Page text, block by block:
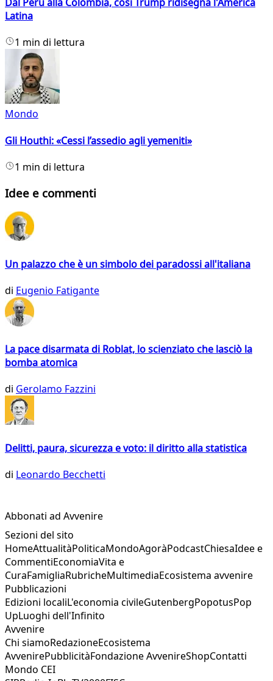
Latina
1 min di lettura
Mondo
Gli Houthi: «Cessi l’assedio agli yemeniti»
1 min di lettura
Idee e commenti
Un palazzo che è un simbolo dei paradossi all'italiana
di Eugenio Fatigante
La pace disarmata di Roblat, lo scienziato che lasciò la
bomba atomica
di Gerolamo Fazzini
Delitti, paura, sicurezza e voto: il diritto alla statistica
di Leonardo Becchetti
Abbonati ad Avvenire
Sezioni del sito
HomeAttualitàPoliticaMondoAgoràPodcastChiesaIdee e
CommentiEconomiaVita e
CuraFamigliaRubricheMultimediaEcosistema avvenire
Pubblicazioni
Edizioni localiL'economia civileGutenbergPopotusPop
UpLuoghi dell'Infinito
Avvenire
Chi siamoRedazioneEcosistema
AvvenirePubblicitàFondazione AvvenireShopContatti
Mondo CEI